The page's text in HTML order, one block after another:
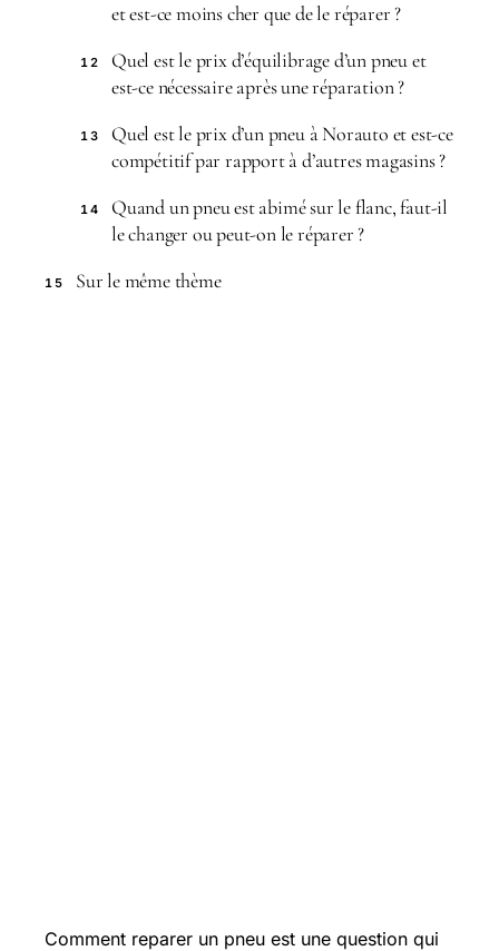
et est-ce moins cher que de le réparer ?
12
Quel est le prix d’équilibrage d’un pneu et
est-ce nécessaire après une réparation ?
13
Quel est le prix d’un pneu à Norauto et est-ce
compétitif par rapport à d’autres magasins ?
14
Quand un pneu est abimé sur le flanc, faut-il
le changer ou peut-on le réparer ?
15 Sur le même thème
Comment reparer un pneu est une question qui